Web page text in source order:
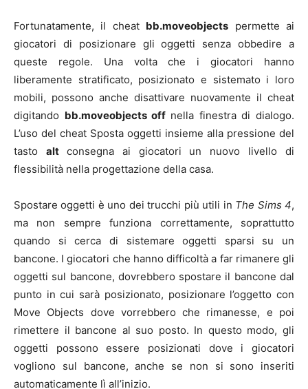
Fortunatamente, il cheat bb.moveobjects permette ai
giocatori di posizionare gli oggetti senza obbedire a
queste regole. Una volta che i giocatori hanno
liberamente stratificato, posizionato e sistemato i loro
mobili, possono anche disattivare nuovamente il cheat
digitando bb.moveobjects off nella finestra di dialogo.
L’uso del cheat Sposta oggetti insieme alla pressione del
tasto alt consegna ai giocatori un nuovo livello di
flessibilità nella progettazione della casa.
Spostare oggetti è uno dei trucchi più utili in The Sims 4,
ma non sempre funziona correttamente, soprattutto
quando si cerca di sistemare oggetti sparsi su un
bancone. I giocatori che hanno difficoltà a far rimanere gli
oggetti sul bancone, dovrebbero spostare il bancone dal
punto in cui sarà posizionato, posizionare l’oggetto con
Move Objects dove vorrebbero che rimanesse, e poi
rimettere il bancone al suo posto. In questo modo, gli
oggetti possono essere posizionati dove i giocatori
vogliono sul bancone, anche se non si sono inseriti
automaticamente lì all’inizio.